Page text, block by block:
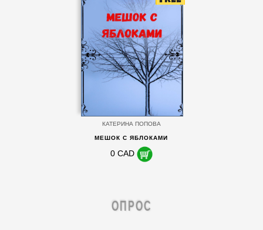
КАТЕРИНА ПОПОВА
МЕШОК С ЯБЛОКАМИ
0 CAD
ОПРОС